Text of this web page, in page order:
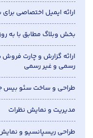
ارائه ایمیل اختصاصی
بخش وبلاگ مطابق با به
ارائه گزارش و چارت
رسمی و غیر رسمی
طراحی و ساخت سئو بیس
مدیریت و نمایش نظرات
طراحی ریسپانسیو و